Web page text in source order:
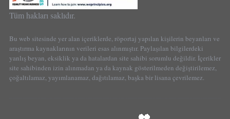
Tüm hakları saklıdır.
Bu web sitesinde yer alan içeriklerde, röportaj yapılan kişilerin beyanları ve
araştırma kaynaklarının verileri esas alınmıştır. Paylaşılan bilgilerdeki
yanlış beyan, eksiklik ya da hatalardan site sahibi sorumlu değildir. İçerikler
site sahibinden izin alınmadan ya da kaynak gösterilmeden değiştirilemez,
çoğaltılamaz, yayımlanamaz, dağıtılamaz, başka bir lisana çevrilemez.